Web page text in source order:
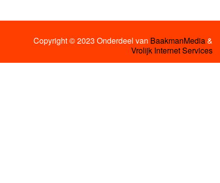
Copyright © 2023 Onderdeel van BaakmanMedia&
Vrolijk Internet Services